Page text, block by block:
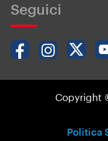
Seguici
Copyright
Politica